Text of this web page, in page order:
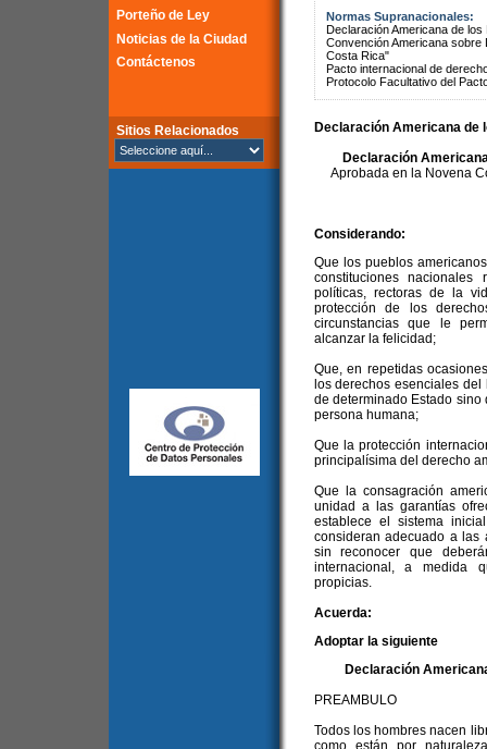
Porteño de Ley
Noticias de la Ciudad
Contáctenos
Sitios Relacionados
Normas Supranacionales:
Declaración Americana de
Convención Americana
Costa Rica"
Pacto internacional de
Protocolo Facultativo del
Declaración Americana de
Declaración
Aprobada en la Novena
Considerando:
Que los pueblos
constituciones
políticas, rectoras de la
protección de los
circunstancias que le
alcanzar la felicidad;
Que, en repetidas
los derechos esenciales
de determinado Estado
persona humana;
Que la protección
principalísima del derecho
Que la consagración
unidad a las garantías
establece el sistema
consideran adecuado a las
sin reconocer que
internacional, a medida
propicias.
Acuerda:
Adoptar la siguiente
Declaración
PREAMBULO
Todos los hombres nacen
como están por